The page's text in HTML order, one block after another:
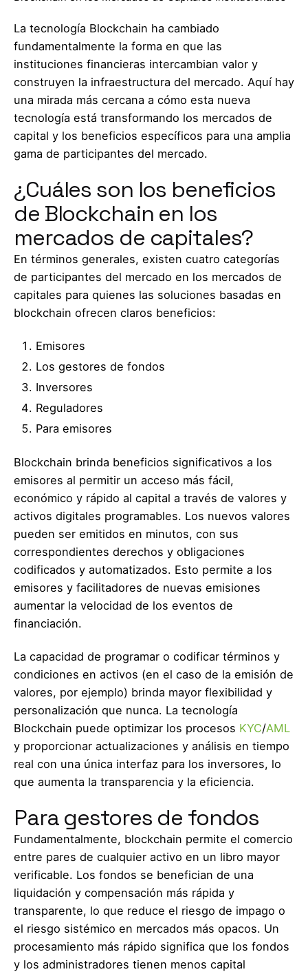
La tecnología Blockchain ha cambiado
fundamentalmente la forma en que las
instituciones financieras intercambian valor y
construyen la infraestructura del mercado. Aquí hay
una mirada más cercana a cómo esta nueva
tecnología está transformando los mercados de
capital y los beneficios específicos para una amplia
gama de participantes del mercado.
¿Cuáles son los beneficios
de Blockchain en los
mercados de capitales?
En términos generales, existen cuatro categorías
de participantes del mercado en los mercados de
capitales para quienes las soluciones basadas en
blockchain ofrecen claros beneficios:
Emisores
Los gestores de fondos
Inversores
Reguladores
Para emisores
Blockchain brinda beneficios significativos a los
emisores al permitir un acceso más fácil,
económico y rápido al capital a través de valores y
activos digitales programables. Los nuevos valores
pueden ser emitidos en minutos, con sus
correspondientes derechos y obligaciones
codificados y automatizados. Esto permite a los
emisores y facilitadores de nuevas emisiones
aumentar la velocidad de los eventos de
financiación.
La capacidad de programar o codificar términos y
condiciones en activos (en el caso de la emisión de
valores, por ejemplo) brinda mayor flexibilidad y
personalización que nunca. La tecnología
Blockchain puede optimizar los procesos KYC/AML
y proporcionar actualizaciones y análisis en tiempo
real con una única interfaz para los inversores, lo
que aumenta la transparencia y la eficiencia.
Para gestores de fondos
Fundamentalmente, blockchain permite el comercio
entre pares de cualquier activo en un libro mayor
verificable. Los fondos se benefician de una
liquidación y compensación más rápida y
transparente, lo que reduce el riesgo de impago o
el riesgo sistémico en mercados más opacos. Un
procesamiento más rápido significa que los fondos
y los administradores tienen menos capital